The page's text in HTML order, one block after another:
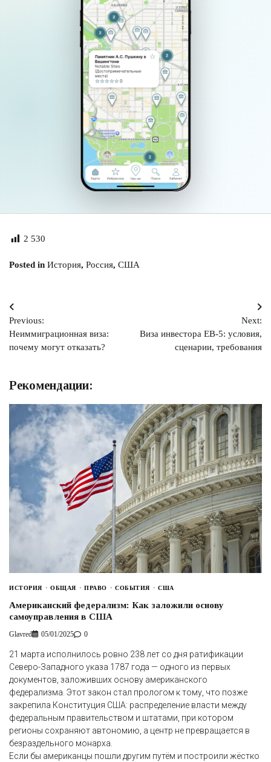
2 530
Posted in История, Россия, США
Навигация
по
записям
Previous:
Неиммиграционная виза:
почему могут отказать?
Next:
Виза инвестора EB-5: условия,
сценарии, требования
Рекомендации:
ИСТОРИЯ ОБЩАЯ ПРАВО СОБЫТИЯ США
Американский федерализм: Как заложили основу
самоуправления в США
Glavred 05/01/2025 0
21 марта исполнилось ровно 238 лет со дня ратификации
Северо-Западного указа 1787 года — одного из первых
документов, заложивших основу американского
федерализма. Этот закон стал прологом к тому, что позже
закрепила Конституция США: распределение власти между
федеральным правительством и штатами, при котором
регионы сохраняют автономию, а центр не превращается в
безраздельного монарха.
Если бы американцы пошли другим путём и построили жёстко